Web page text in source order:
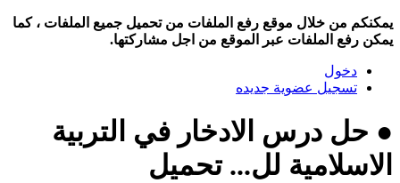
يمكنكم من خلال موقع رفع الملفات من تحميل جميع الملفات ، كما
يمكن رفع الملفات عبر الموقع من اجل مشاركتها.
دخول
تسجيل عضوية جديده
● حل درس الادخار في التربية
الاسلامية لل... تحميل